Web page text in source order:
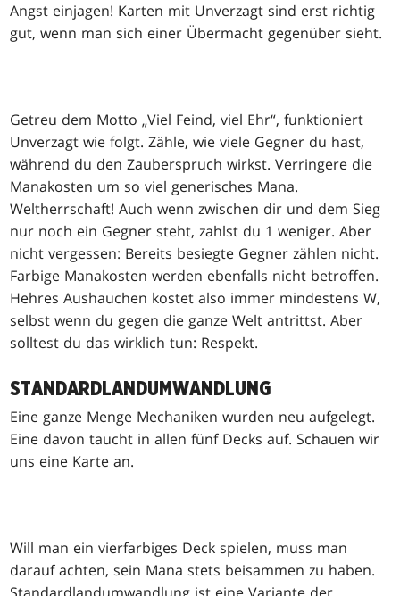
Angst einjagen! Karten mit Unverzagt sind erst richtig
gut, wenn man sich einer Übermacht gegenüber sieht.
Getreu dem Motto „Viel Feind, viel Ehr“, funktioniert
Unverzagt wie folgt. Zähle, wie viele Gegner du hast,
während du den Zauberspruch wirkst. Verringere die
Manakosten um so viel generisches Mana.
Weltherrschaft! Auch wenn zwischen dir und dem Sieg
nur noch ein Gegner steht, zahlst du 1 weniger. Aber
nicht vergessen: Bereits besiegte Gegner zählen nicht.
Farbige Manakosten werden ebenfalls nicht betroffen.
Hehres Aushauchen kostet also immer mindestens W,
selbst wenn du gegen die ganze Welt antrittst. Aber
solltest du das wirklich tun: Respekt.
STANDARDLANDUMWANDLUNG
Eine ganze Menge Mechaniken wurden neu aufgelegt.
Eine davon taucht in allen fünf Decks auf. Schauen wir
uns eine Karte an.
Will man ein vierfarbiges Deck spielen, muss man
darauf achten, sein Mana stets beisammen zu haben.